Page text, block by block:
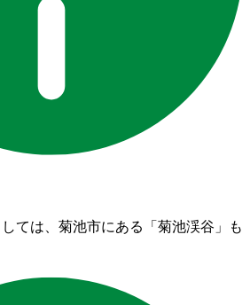
ては、菊池市にある「菊池渓谷」も